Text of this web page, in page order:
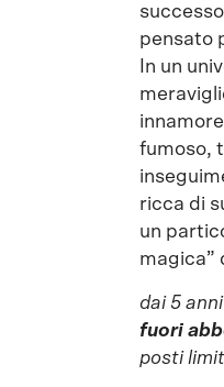
pensato
In un
fumoso,
ricca di
un
magica”
dai 5
fuori
posti